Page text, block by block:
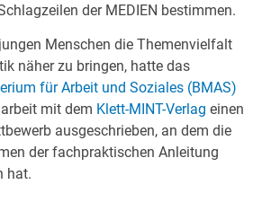
der MEDIEN bestimmen.
Menschen die Themenvielfalt
näher zu bringen, hatte das
für Arbeit und Soziales (BMAS)
mit dem Klett-MINT-Verlag einen
ausgeschrieben, an dem die
der fachpraktischen Anleitung
hat.